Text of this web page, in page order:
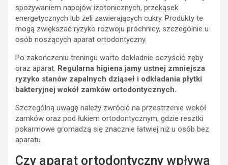
spożywaniem napojów izotonicznych, przekąsek
energetycznych lub żeli zawierających cukry. Produkty te
mogą zwiększać ryzyko rozwoju próchnicy, szczególnie u
osób noszących aparat ortodontyczny.
Po zakończeniu treningu warto dokładnie oczyścić zęby
oraz aparat. Regularna higiena jamy ustnej zmniejsza
ryzyko stanów zapalnych dziąseł i odkładania płytki
bakteryjnej wokół zamków ortodontycznych.
Szczególną uwagę należy zwrócić na przestrzenie wokół
zamków oraz pod łukiem ortodontycznym, gdzie resztki
pokarmowe gromadzą się znacznie łatwiej niż u osób bez
aparatu.
Czy aparat ortodontyczny wpływa